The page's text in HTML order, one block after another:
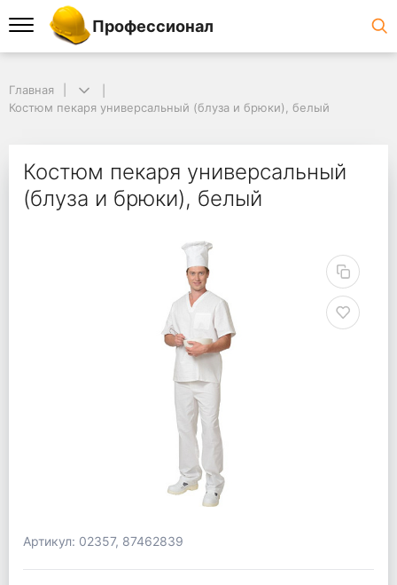
Профессионал
Главная
Костюм пекаря универсальный (блуза и брюки), белый
Костюм пекаря универсальный
(блуза и брюки), белый
Артикул: 02357, 87462839